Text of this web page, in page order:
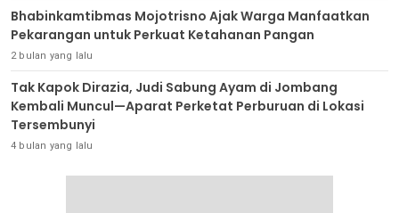
Bhabinkamtibmas Mojotrisno Ajak Warga Manfaatkan
Pekarangan untuk Perkuat Ketahanan Pangan
2 bulan yang lalu
Tak Kapok Dirazia, Judi Sabung Ayam di Jombang
Kembali Muncul—Aparat Perketat Perburuan di Lokasi
Tersembunyi
4 bulan yang lalu